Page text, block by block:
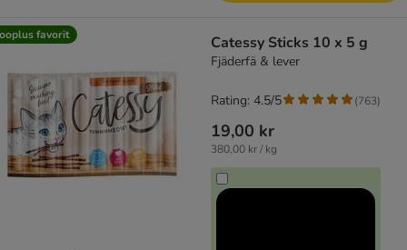
favorit Catessy Sticks 10 x 5 g
Fjäderfä & lever
19,00 kr
380,00 kr / kg
Rating: 4.5/5 (763)